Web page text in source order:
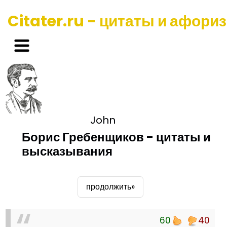
Citater.ru - цитаты и
John
Борис Гребенщиков - цитаты и
высказывания
продолжить»
60 40